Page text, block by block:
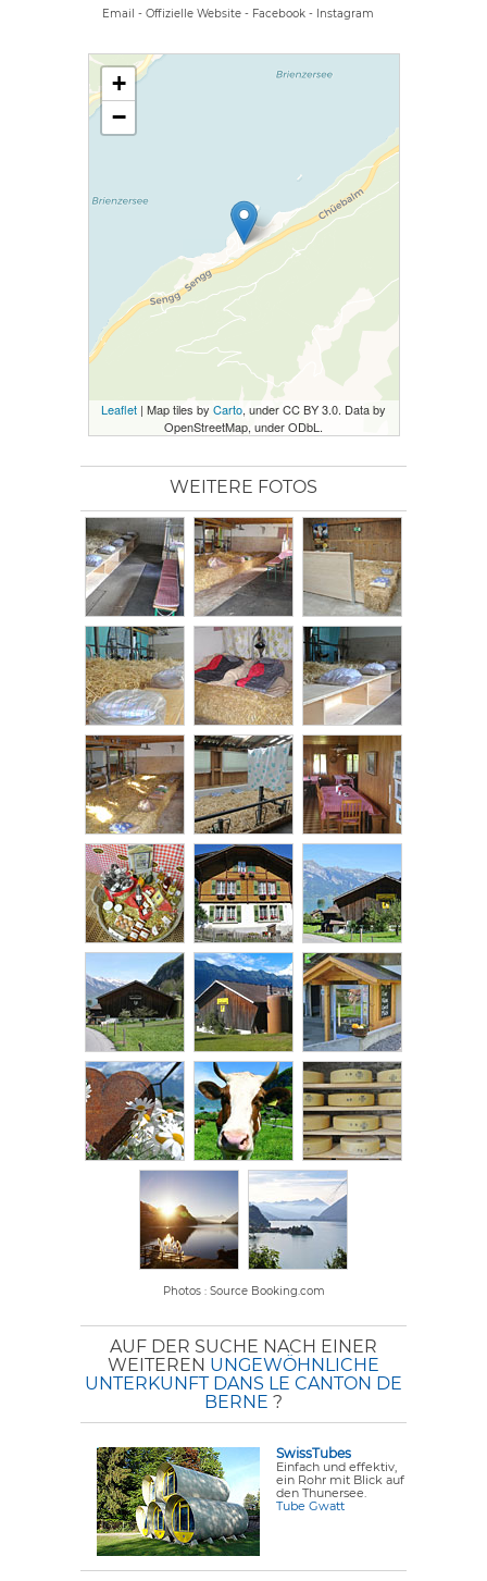
Email - Offizielle Website - Facebook - Instagram
+
−
Leaflet | Map tiles by Carto, under CC BY 3.0. Data by
OpenStreetMap, under ODbL.
WEITERE FOTOS
Photos : Source Booking.com
AUF DER SUCHE NACH EINER
WEITEREN UNGEWÖHNLICHE
UNTERKUNFT DANS LE CANTON DE
BERNE ?
SwissTubes
Einfach und effektiv,
ein Rohr mit Blick auf
den Thunersee.
Tube Gwatt